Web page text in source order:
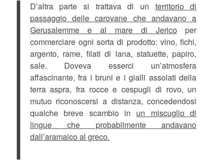
D’altra parte si trattava di un territorio di
passaggio delle carovane che andavano a
Gerusalemme e al mare di Jericoper
commerciare ogni sorta di prodotto: vino, fichi,
argento, rame, filati di lana, statuette, papiro,
sale. Doveva esserci un’atmosfera
affascinante, fra i bruni e i gialli assolati della
terra aspra, fra rocce e cespugli di rovo, un
mutuo riconoscersi a distanza, concedendosi
qualche breve scambio in un miscuglio di
lingue che probabilmente andavano
dall’aramaico al greco.